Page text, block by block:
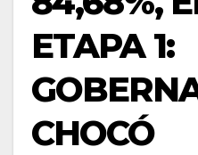
ETAPA 1:
CHOCÓ